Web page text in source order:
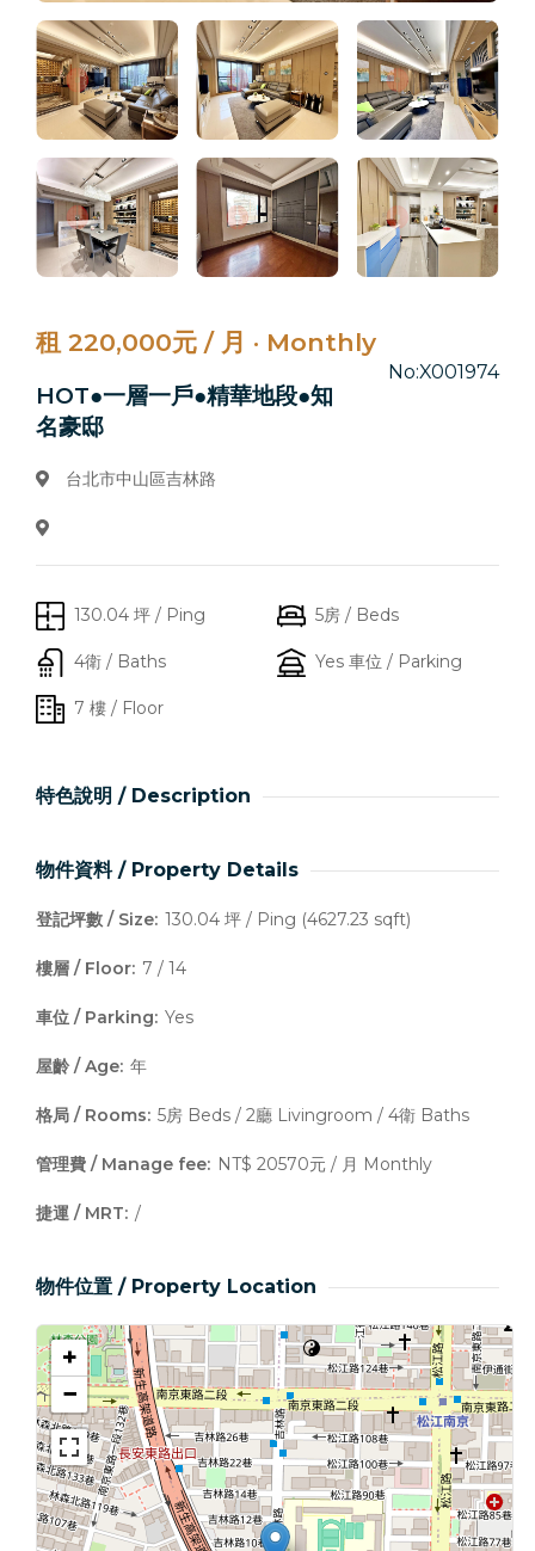
租 220,000元 / 月 · Monthly
No:X001974
HOT●一層一戶●精華地段●知
名豪邸
台北市中山區吉林路
130.04 坪 / Ping 5房 / Beds
4衛 / Baths Yes 車位 / Parking
7 樓 / Floor
特色說明 / Description
物件資料 / Property Details
登記坪數 / Size: 130.04 坪 / Ping (4627.23 sqft)
樓層 / Floor: 7 / 14
車位 / Parking: Yes
屋齡 / Age: 年
格局 / Rooms: 5房 Beds / 2廳 Livingroom / 4衛 Baths
管理費 / Manage fee: NT$ 20570元 / 月 Monthly
捷運 / MRT: /
物件位置 / Property Location
+
−